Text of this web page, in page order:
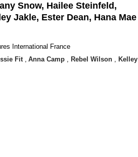
Snow, Hailee Steinfeld,
Jakle, Ester Dean, Hana Mae
International France
Fit , Anna Camp , Rebel Wilson , Kelley